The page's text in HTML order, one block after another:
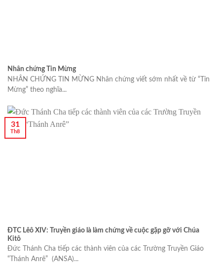
Nhân chứng Tin Mừng
NHÂN CHỨNG TIN MỪNG Nhân chứng viết sớm nhất về từ “Tin
Mừng” theo nghĩa...
ĐTC Lêô XIV: Truyền giáo là làm chứng về cuộc gặp gỡ với Chúa
Kitô
Đức Thánh Cha tiếp các thành viên của các Trường Truyền Giáo
“Thánh Anrê” (ANSA)...
31
Th8